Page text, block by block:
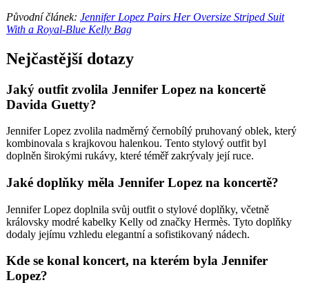
Původní článek: Jennifer Lopez Pairs Her Oversize Striped Suit
With a Royal-Blue Kelly Bag
Nejčastější dotazy
Jaký outfit zvolila Jennifer Lopez na koncertě
Davida Guetty?
Jennifer Lopez zvolila nadměrný černobílý pruhovaný oblek, který
kombinovala s krajkovou halenkou. Tento stylový outfit byl
doplněn širokými rukávy, které téměř zakrývaly její ruce.
Jaké doplňky měla Jennifer Lopez na koncertě?
Jennifer Lopez doplnila svůj outfit o stylové doplňky, včetně
královsky modré kabelky Kelly od značky Hermès. Tyto doplňky
dodaly jejímu vzhledu elegantní a sofistikovaný nádech.
Kde se konal koncert, na kterém byla Jennifer
Lopez?